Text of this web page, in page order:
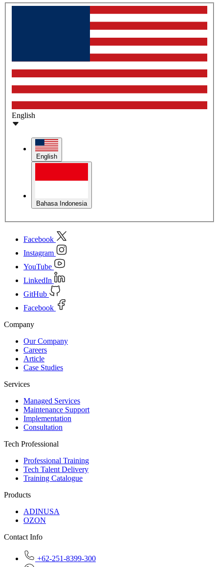
English
English
Bahasa Indonesia
Facebook
Instagram
YouTube
LinkedIn
GitHub
Facebook
Company
Our Company
Careers
Article
Case Studies
Services
Managed Services
Maintenance Support
Implementation
Consultation
Tech Professional
Professional Training
Tech Talent Delivery
Training Catalogue
Products
ADINUSA
OZON
Contact Info
+62-251-8399-300